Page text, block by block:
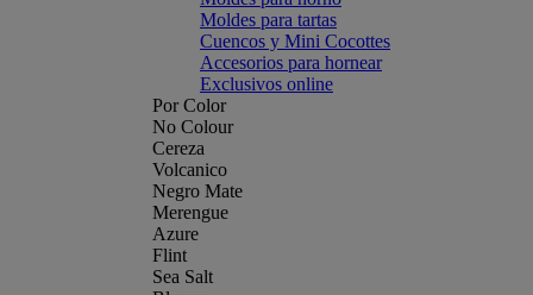
Moldes para tartas
Cuencos y Mini Cocottes
Accesorios para hornear
Exclusivos online
Por Color
No Colour
Cereza
Volcanico
Negro Mate
Merengue
Azure
Flint
Sea Salt